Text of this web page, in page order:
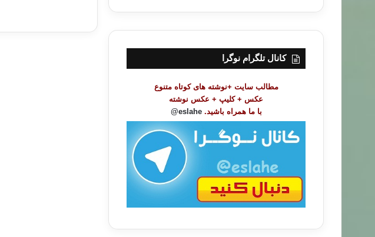
ت
ض
کانال تلگرام نوگرا
مطالب سایت +نوشته های کوتاه متنوع
عکس + کلیپ + عکس نوشته
با ما همراه باشید. eslahe@